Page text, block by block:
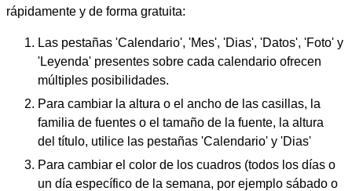
rápidamente y de forma gratuita:
Las pestañas 'Calendario', 'Mes', 'Dias', 'Datos', 'Foto' y
'Leyenda' presentes sobre cada calendario ofrecen
múltiples posibilidades.
Para cambiar la altura o el ancho de las casillas, la
familia de fuentes o el tamaño de la fuente, la altura
del título, utilice las pestañas 'Calendario' y 'Dias'
Para cambiar el color de los cuadros (todos los días o
un día específico de la semana, por ejemplo sábado o